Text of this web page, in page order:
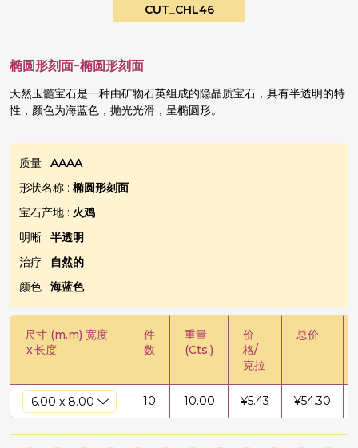
CUT_CHL46
椭圆形刻面-椭圆形刻面
天然玉髓宝石是一种由矿物石英组成的隐晶质宝石，具有半透明的特
性，颜色为海蓝色，抛光光滑，呈椭圆形。
质量 : AAAA
形状名称 : 椭圆形刻面
宝石产地 : 火鸡
明晰 : 半透明
治疗 : 自然的
颜色 : 海蓝色
尺寸 (m.m) 宽度
x长度
件
数
重量
(Cts.)
价
格/
克拉
总价
10 10.00 ¥5.43 ¥54.30